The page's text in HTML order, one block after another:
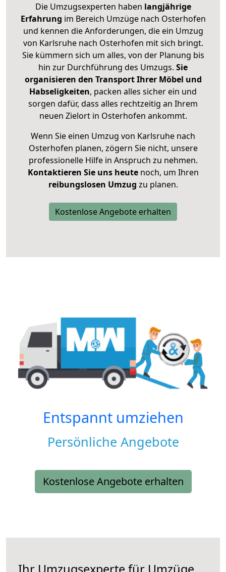
Die Umzugsexperten haben langjährige
Erfahrung im Bereich Umzüge nach Osterhofen
und kennen die Anforderungen, die ein Umzug
von Karlsruhe nach Osterhofen mit sich bringt.
Sie kümmern sich um alles, von der Planung bis
hin zur Durchführung des Umzugs. Sie
organisieren den Transport Ihrer Möbel und
Habseligkeiten, packen alles sicher ein und
sorgen dafür, dass alles rechtzeitig an Ihrem
neuen Zielort in Osterhofen ankommt.
Wenn Sie einen Umzug von Karlsruhe nach
Osterhofen planen, zögern Sie nicht, unsere
professionelle Hilfe in Anspruch zu nehmen.
Kontaktieren Sie uns heutenoch, um Ihren
reibungslosen Umzug zu planen.
Kostenlose Angebote erhalten
Entspannt umziehen
Persönliche Angebote
Kostenlose Angebote erhalten